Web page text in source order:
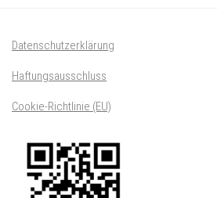
Datenschutzerklärung
Haftungsausschluss
Cookie-Richtlinie (EU)